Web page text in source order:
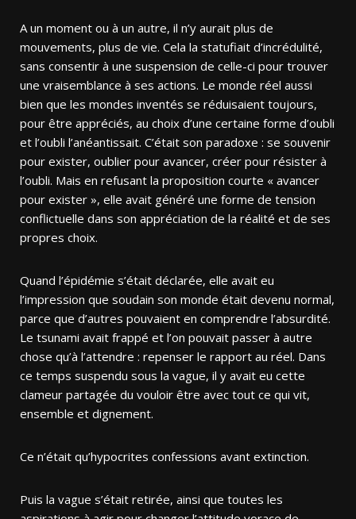
A un moment ou à un autre, il n’y aurait plus de
mouvements, plus de vie. Cela la statufiait d’incrédulité,
sans consentir à une suspension de celle-ci pour trouver
une vraisemblance à ses actions. Le monde réel aussi
bien que les mondes inventés se réduisaient toujours,
pour être appréciés, au choix d’une certaine forme d’oubli
et l’oubli l’anéantissait. C’était son paradoxe : se souvenir
pour exister, oublier pour avancer, créer pour résister à
l’oubli. Mais en refusant la proposition courte « avancer
pour exister », elle avait généré une forme de tension
conflictuelle dans son appréciation de la réalité et de ses
propres choix.
Quand l’épidémie s’était déclarée, elle avait eu
l’impression que soudain son monde était devenu normal,
parce que d’autres pouvaient en comprendre l’absurdité.
Le tsunami avait frappé et l’on pouvait passer à autre
chose qu’à l’attendre : repenser le rapport au réel. Dans
ce temps suspendu sous la vague, il y avait eu cette
clameur partagée du vouloir être avec tout ce qui vit,
ensemble et dignement.
Ce n’était qu’hypocrites confessions avant extinction.
Puis la vague s’était retirée, ainsi que toutes les